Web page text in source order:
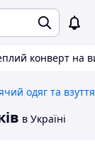
конверт на
одяг та взуття
в Україні